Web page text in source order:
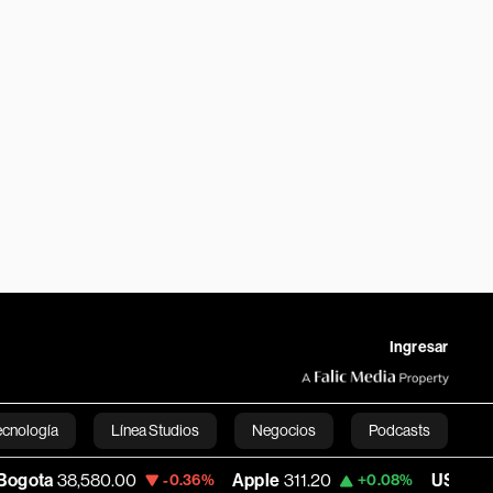
Ingresar
Línea Studios Negocios Podcasts
English-0.36% Apple 311.20 +0.08% USD COP 3,155.45